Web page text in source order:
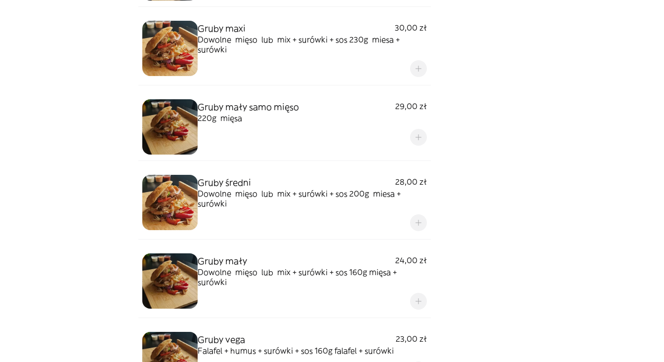
Gruby maxi
30,00 zł
Dowolne mięso lub mix + surówki + sos 230g miesa +
surówki
Gruby mały samo mięso
29,00 zł
220g mięsa
Gruby średni
28,00 zł
Dowolne mięso lub mix + surówki + sos 200g miesa +
surówki
Gruby mały
24,00 zł
Dowolne mięso lub mix + surówki + sos 160g mięsa +
surówki
Gruby vega
23,00 zł
Falafel + humus + surówki + sos 160g falafel + surówki